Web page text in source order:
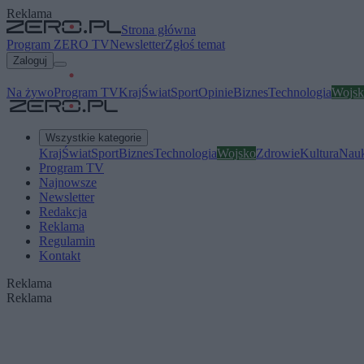
Reklama
Strona główna
Program ZERO TVNewsletterZgłoś temat
Zaloguj
Na żywoProgram TVKrajŚwiatSportOpinieBiznesTechnologia
Wszystkie kategorie
KrajŚwiatSportBiznesTechnologiaWojskoZdrowieKultura
Program TV
Najnowsze
Newsletter
Redakcja
Reklama
Regulamin
Kontakt
Reklama
Reklama